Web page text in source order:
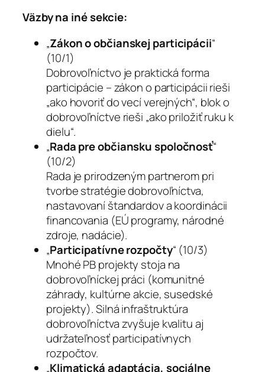
Väzby na iné sekcie:
„Zákon o občianskej participácii“
(10/1)
Dobrovoľníctvo je praktická forma
participácie – zákon o participácii rieši
„ako hovoriť do vecí verejných“, blok o
dobrovoľníctve rieši „ako priložiť ruku k
dielu“.
„Rada pre občiansku spoločnosť“
(10/2)
Rada je prirodzeným partnerom pri
tvorbe stratégie dobrovoľníctva,
nastavovaní štandardov a koordinácii
financovania (EÚ programy, národné
zdroje, nadácie).
„Participatívne rozpočty“ (10/3)
Mnohé PB projekty stoja na
dobrovoľníckej práci (komunitné
záhrady, kultúrne akcie, susedské
projekty). Silná infraštruktúra
dobrovoľníctva zvyšuje kvalitu aj
udržateľnosť participatívnych
rozpočtov.
„Klimatická adaptácia, sociálne